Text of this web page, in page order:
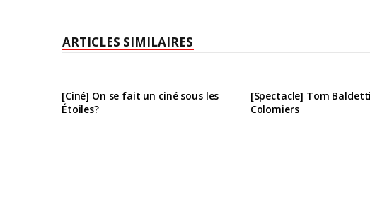
ARTICLES SIMILAIRES
[Ciné] On se fait un ciné sous les
Étoiles?
[Spectacle] Tom
Colomiers